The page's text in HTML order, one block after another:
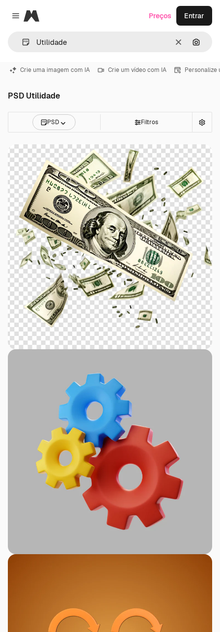
Close menu
Magnific
Limpar
Preços Entrar
Crie uma imagem com IA Crie um vídeo com IA Personalize
PSD Utilidade
PSD Filtros